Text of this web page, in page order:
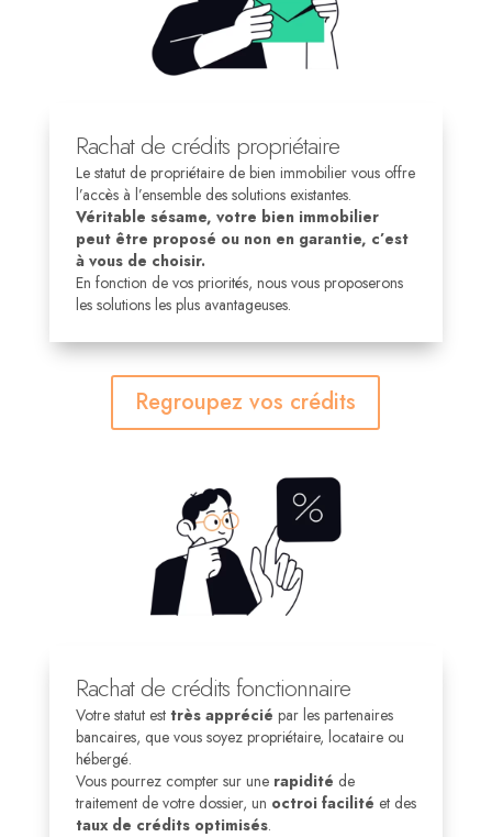
Rachat de crédits propriétaire
Le statut de propriétaire de bien immobilier vous offre
l’accès à l’ensemble des solutions existantes.
Véritable sésame, votre bien immobilier
peut être proposé ou non en garantie, c’est
à vous de choisir.
En fonction de vos priorités, nous vous proposerons
les solutions les plus avantageuses.
Regroupez vos crédits
Rachat de crédits fonctionnaire
Votre statut est très apprécié par les partenaires
bancaires, que vous soyez propriétaire, locataire ou
hébergé.
Vous pourrez compter sur une rapidité de
traitement de votre dossier, un octroi facilité et des
taux de crédits optimisés.